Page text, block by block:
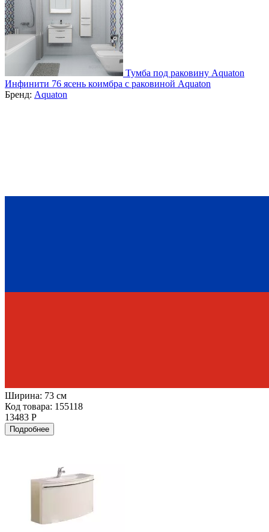
Тумба под раковину Aquaton
Инфинити 76 ясень коимбра с раковиной Aquaton
Бренд: Aquaton
Ширина: 73 см
Код товара: 155118
13483 Р
Подробнее